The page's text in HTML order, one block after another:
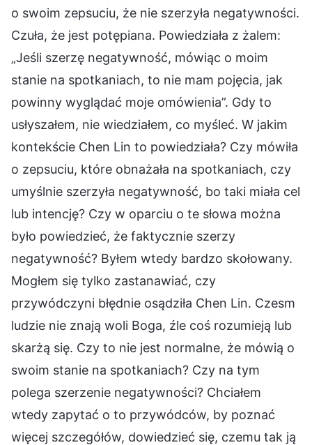
o swoim zepsuciu, że nie szerzyła negatywności.
Czuła, że jest potępiana. Powiedziała z żalem:
„Jeśli szerzę negatywność, mówiąc o moim
stanie na spotkaniach, to nie mam pojęcia, jak
powinny wyglądać moje omówienia”. Gdy to
usłyszałem, nie wiedziałem, co myśleć. W jakim
kontekście Chen Lin to powiedziała? Czy mówiła
o zepsuciu, które obnażała na spotkaniach, czy
umyślnie szerzyła negatywność, bo taki miała cel
lub intencję? Czy w oparciu o te słowa można
było powiedzieć, że faktycznie szerzy
negatywność? Byłem wtedy bardzo skołowany.
Mogłem się tylko zastanawiać, czy
przywódczyni błędnie osądziła Chen Lin. Czesm
ludzie nie znają woli Boga, źle coś rozumieją lub
skarżą się. Czy to nie jest normalne, że mówią o
swoim stanie na spotkaniach? Czy na tym
polega szerzenie negatywności? Chciałem
wtedy zapytać o to przywódców, by poznać
więcej szczegółów, dowiedzieć się, czemu tak ją